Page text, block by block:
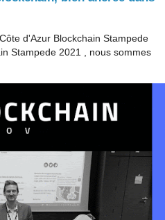
d'Azur Blockchain Stampede
Stampede 2021 , nous sommes